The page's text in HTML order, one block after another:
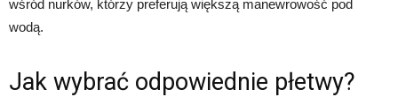
wśród nurków, którzy preferują większą manewrowość pod
wodą.
Jak wybrać odpowiednie płetwy?